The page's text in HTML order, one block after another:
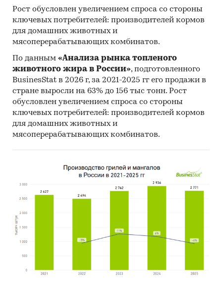
рассчитаны в шт., стоимостные - в долларах и
рублях
География исследования:
РФ, федеральные округа и регионы РФ, страны
мира
Источник исследования — Tebiz Group.
Категории: Потребительские товары / ... /
Электротовары / Электроустановочные
изделия
Потребительские товары / ... / Техника для
Кухонные бытовые вытяжки
Рост обусловлен увеличением спроса со стороны
ключевых потребителей: производителей кормов
для домашних животных и
мясоперерабатывающих комбинатов.
По данным «Анализа рынка топленого
животного жира в России», подготовленного
BusinesStat в 2026 г, за 2021-2025 гг его продажи в
стране выросли на 63% до 156 тыс тонн. Рост
обусловлен увеличением спроса со стороны
ключевых потребителей: производителей кормов
для домашних животных и
мясоперерабатывающих комбинатов.